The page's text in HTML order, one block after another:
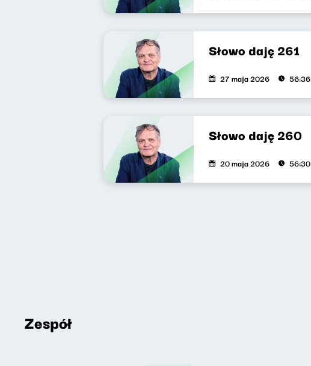
Słowo daję 261
27 maja 2026 56:36
Słowo daję 260
20 maja 2026 56:30
Zespół